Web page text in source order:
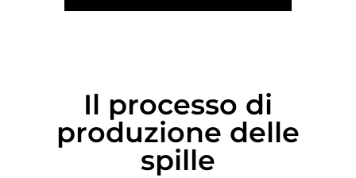
Il processo di
produzione delle
spille